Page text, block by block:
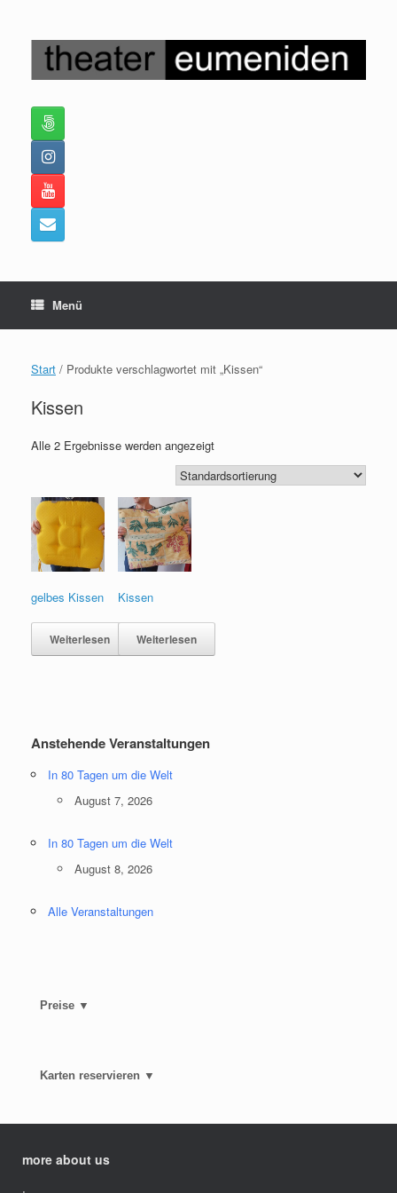
springen
Menü
Start / Produkte verschlagwortet mit „Kissen“
Kissen
Alle 2 Ergebnisse werden angezeigt
gelbes Kissen
Weiterlesen
Kissen
Weiterlesen
Anstehende Veranstaltungen
In 80 Tagen um die Welt
August 7, 2026
In 80 Tagen um die Welt
August 8, 2026
Alle Veranstaltungen
Preise ▼
Karten reservieren ▼
more about us